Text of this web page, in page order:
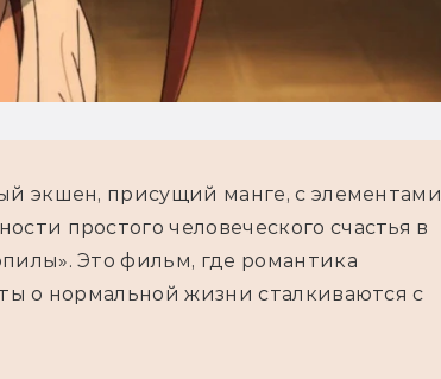
экшен, присущий манге, с элементами
простого человеческого счастья в
Это фильм, где романтика
о нормальной жизни сталкиваются с